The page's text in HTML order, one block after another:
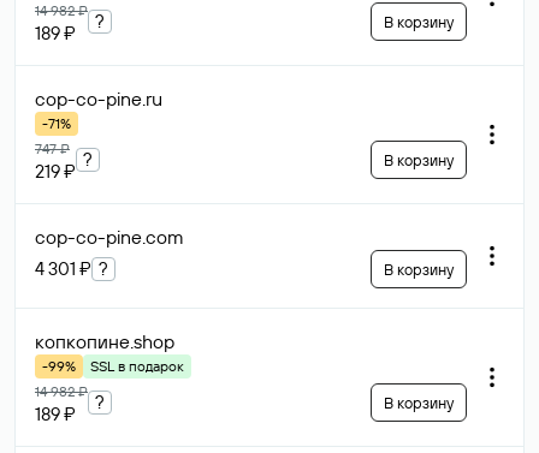
14 982 ₽
189 ₽
? В корзину
cop-co-pine.ru
-71%
747 ₽
219 ₽
? В корзину
cop-co-pine.com
4 301 ₽ ? В корзину
копкопине.shop
-99%
SSL в подарок
14 982 ₽
189 ₽
? В корзину